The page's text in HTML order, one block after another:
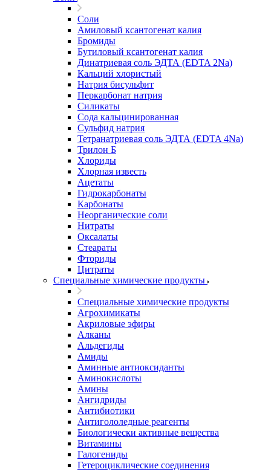
Соли
Амиловый ксантогенат калия
Бромиды
Бутиловый ксантогенат калия
Динатриевая соль ЭДТА (EDTA 2Na)
Кальций хлористый
Натрия бисульфит
Перкарбонат натрия
Силикаты
Сода кальцинированная
Сульфид натрия
Тетранатриевая соль ЭДТА (EDTA 4Na)
Трилон Б
Хлориды
Хлорная известь
Ацетаты
Гидрокарбонаты
Карбонаты
Неорганические соли
Нитраты
Оксалаты
Стеараты
Фториды
Цитраты
Специальные химические продукты
Специальные химические продукты
Агрохимикаты
Акриловые эфиры
Алканы
Альдегиды
Амиды
Аминные антиоксиданты
Аминокислоты
Амины
Ангидриды
Антибиотики
Антигололедные реагенты
Биологически активные вещества
Витамины
Галогениды
Гетероциклические соединения